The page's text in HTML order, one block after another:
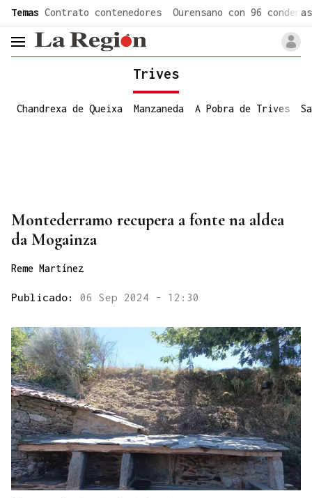
Temas Contrato contenedores Ourensano con 96 condenas
header.menu.open
Trives
Chandrexa de Queixa Manzaneda A Pobra de Trives
Montederramo recupera a fonte na aldea
da Mogainza
Reme Martínez
Publicado: 06 Sep 2024 - 12:30